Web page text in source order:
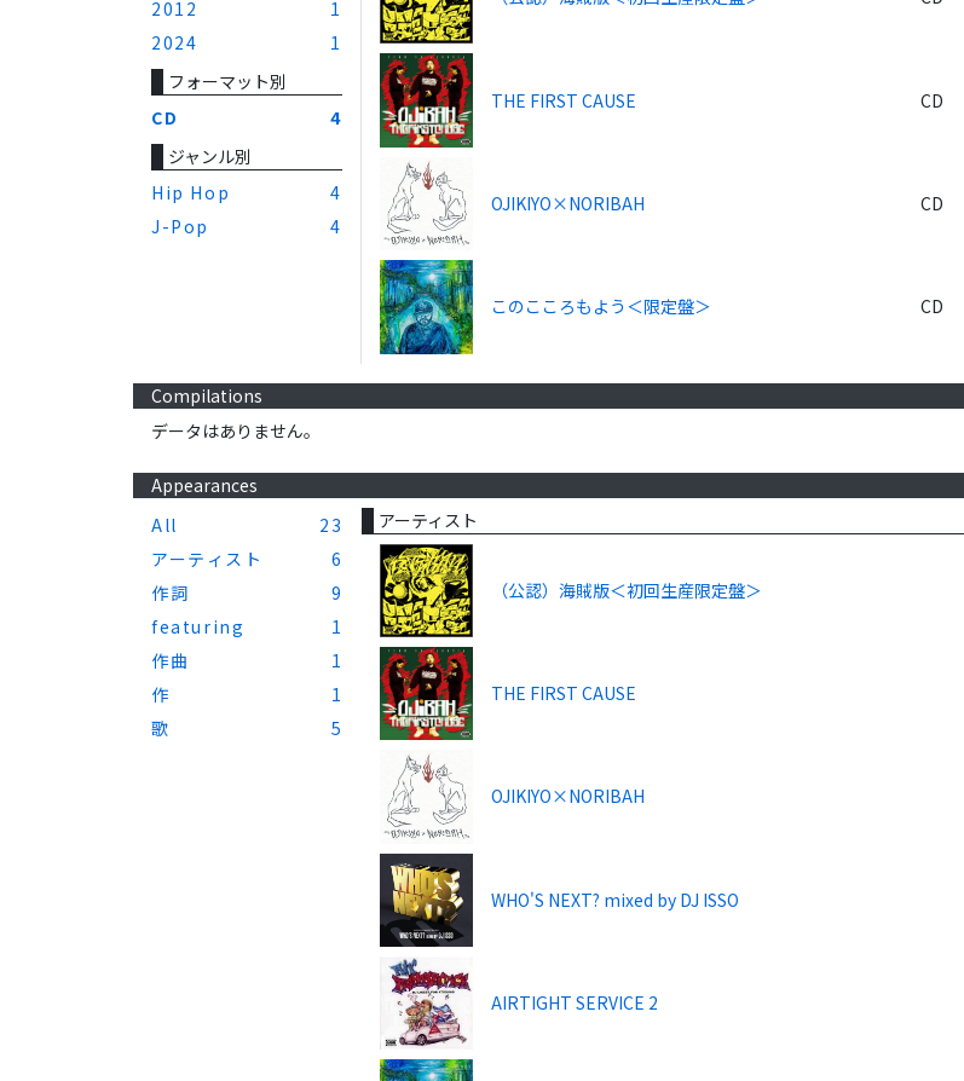
2012
1
2024
1
フォーマット別
CD
4
ジャンル別
Hip Hop
4
J-Pop
4
THE FIRST CAUSE CD
OJIKIYO×NORIBAH CD
このこころもよう＜限定盤＞ CD
Compilations
データはありません。
Appearances
All
23
アーティスト
6
作詞
9
featuring
1
作曲
1
作
1
歌
5
アーティスト
（公認）海賊版＜初回生産限定盤＞
THE FIRST CAUSE
OJIKIYO×NORIBAH
WHO'S NEXT? mixed by DJ ISSO
AIRTIGHT SERVICE 2